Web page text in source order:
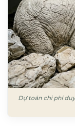
Dự toán chi phí